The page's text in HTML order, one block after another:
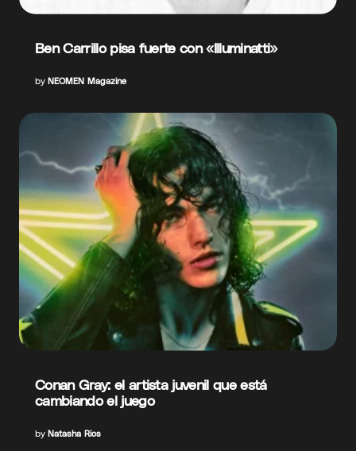
Ben Carrillo pisa fuerte con «Illuminatti»
by NEOMEN Magazine
Conan Gray: el artista juvenil que está
cambiando el juego
by Natasha Rios